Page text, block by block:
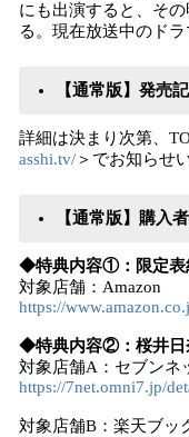
にも出演すると、そ
る。現在放送中のド
【通常版】発売
詳細は決まり次第、
asshi.tv/＞でお知らせ
【通常版】購入
◆特典内容①：限定表
対象店舗：Amazon
https://
◆特典内容②：桜井日
対象店舗A：セブンネ
https://7net.omni7.jp/
対象店舗B：楽天ブッ